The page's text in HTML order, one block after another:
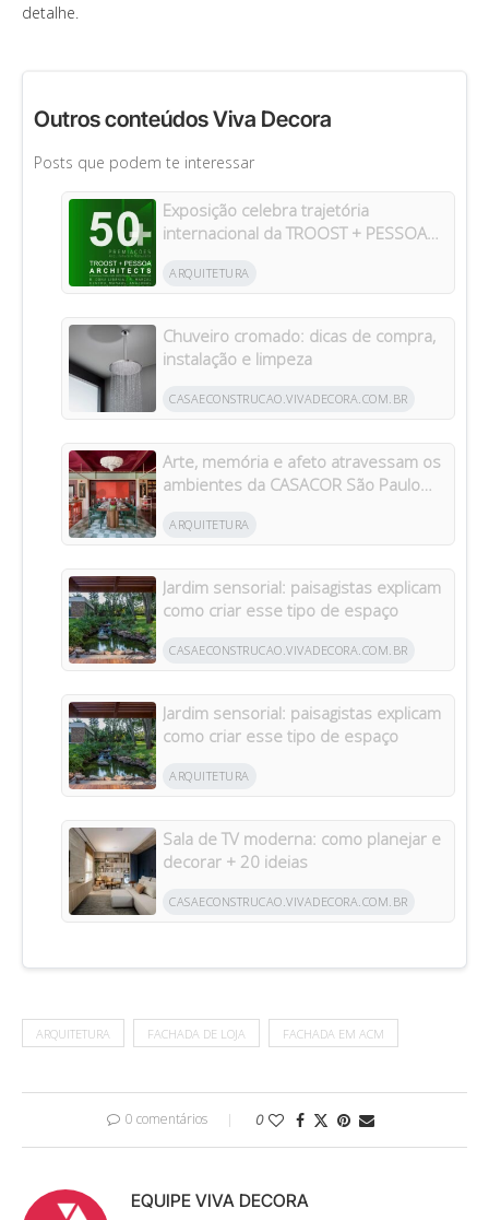
detalhe.
Outros conteúdos Viva Decora
Posts que podem te interessar
Exposição celebra trajetória
internacional da TROOST + PESSOA
ARQUITETURA
Chuveiro cromado: dicas de compra,
instalação e limpeza
CASAECONSTRUCAO.VIVADECORA.COM.BR
Arte, memória e afeto atravessam os
ambientes da CASACOR São Paulo
ARQUITETURA
Jardim sensorial: paisagistas explicam
como criar esse tipo de espaço
CASAECONSTRUCAO.VIVADECORA.COM.BR
Jardim sensorial: paisagistas explicam
como criar esse tipo de espaço
ARQUITETURA
Sala de TV moderna: como planejar e
decorar + 20 ideias
CASAECONSTRUCAO.VIVADECORA.COM.BR
ARQUITETURA FACHADA DE LOJA FACHADA EM ACM
0 comentários 0
EQUIPE VIVA DECORA